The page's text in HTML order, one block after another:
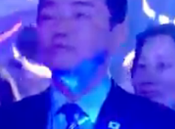
브
리
핑